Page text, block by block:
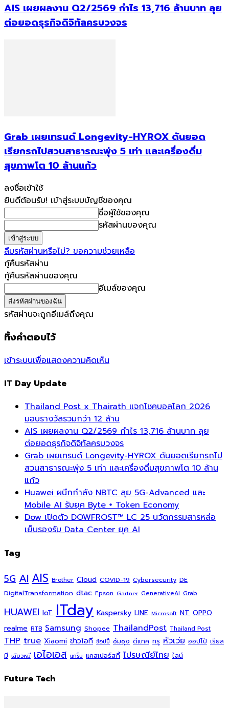
AIS เผยผลงาน Q2/2569 กำไร 13,716 ล้านบาท ลุย
ต่อยอดธุรกิจดิจิทัลครบวงจร
Grab เผยเทรนด์ Longevity-HYROX ดันยอด
เรียกรถไปสวนสาธารณะพุ่ง 5 เท่า และเครื่องดื่ม
สุขภาพโต 10 ล้านแก้ว
ลงชื่อเข้าใช้
ยินดีต้อนรับ! เข้าสู่ระบบบัญชีของคุณ
ชื่อผู้ใช้ของคุณ
รหัสผ่านของคุณ
ลืมรหัสผ่านหรือไม่? ขอความช่วยเหลือ
กู้คืนรหัสผ่าน
กู้คืนรหัสผ่านของคุณ
อีเมล์ของคุณ
รหัสผ่านจะถูกอีเมล์ถึงคุณ
ทิ้งคำตอบไว้
เข้าระบบเพื่อแสดงความคิดเห็น
IT Day Update
Thailand Post x Thairath แจกโชคบอลโลก 2026
มอบรางวัลรวมกว่า 12 ล้าน
AIS เผยผลงาน Q2/2569 กำไร 13,716 ล้านบาท ลุย
ต่อยอดธุรกิจดิจิทัลครบวงจร
Grab เผยเทรนด์ Longevity-HYROX ดันยอดเรียกรถไป
สวนสาธารณะพุ่ง 5 เท่า และเครื่องดื่มสุขภาพโต 10 ล้าน
แก้ว
Huawei ผนึกกำลัง NBTC ลุย 5G-Advanced และ
Mobile AI รับยุค Byte + Token Economy
Dow เปิดตัว DOWFROST™ LC 25 นวัตกรรมสารหล่อ
เย็นรองรับ Data Center ยุค AI
Tag
5G AI AIS Brother Cloud COVID-19 Cybersecurity DE
DigitalTransformation dtac Epson Gartner GenerativeAI Grab
HUAWEI IoT ITday Kaspersky LINE Microsoft NT OPPO
realme RTB Samsung Shopee ThailandPost Thailand Post
THP true Xiaomi ข่าวไอที ช้อปปี้ ซัมซุง ดีแทค ทรู หัวเว่ย ออปโป้ เรียล
มี เสียวหมี่ เอไอเอส แกร็บ แคสเปอร์สกี้ ไปรษณีย์ไทย ไลน์
Future Tech